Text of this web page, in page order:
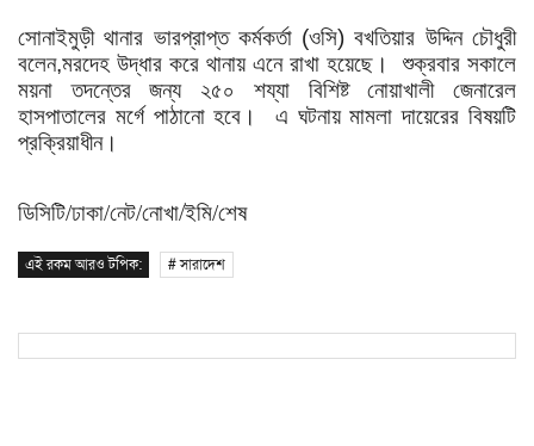
সোনাইমুড়ী থানার ভারপ্রাপ্ত কর্মকর্তা(ওসি)বখতিয়ার উদ্দিন চৌধুরী
বলেন,মরদেহ উদ্ধার করে থানায় এনে রাখা হয়েছে। শুক্রবার সকালে
ময়না
তদন্তের জন্য ২৫০ শয্যা বিশিষ্ট নোয়াখালী
জেনারেল
হাসপাতালের মর্গে পাঠানো হবে। এ ঘটনায় মামলা দায়েরের বিষয়টি
প্রক্রিয়াধীন।
ডিসিটি/ঢাকা/নেট/নোখা/ইমি/শেষ
এই রকম আরও টপিক: # সারাদেশ